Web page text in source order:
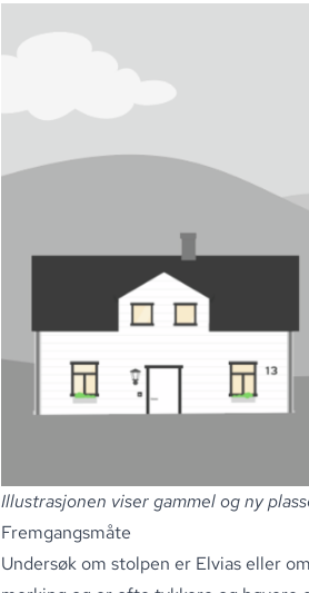
Illustrasjonen viser gammel og ny
Fremgangsmåte
Undersøk om stolpen er Elvias eller